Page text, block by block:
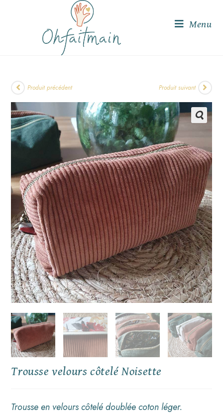
Menu
Produit précédent Produit suivant
Trousse velours côtelé Noisette
Trousse en velours côtelé doublée coton léger.